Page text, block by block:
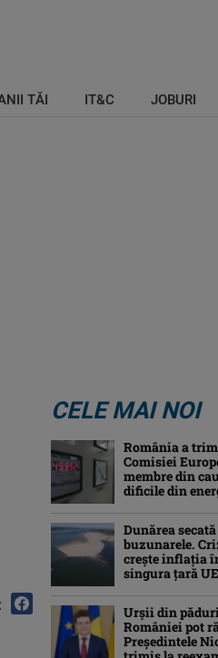
TĂI IT&C JOBURI
CELE MAI NOI
România a
Comisiei
membre din
dificile din
Dunărea
buzunarele.
crește inflația
singura țară
Urșii din
României pot
Președintele